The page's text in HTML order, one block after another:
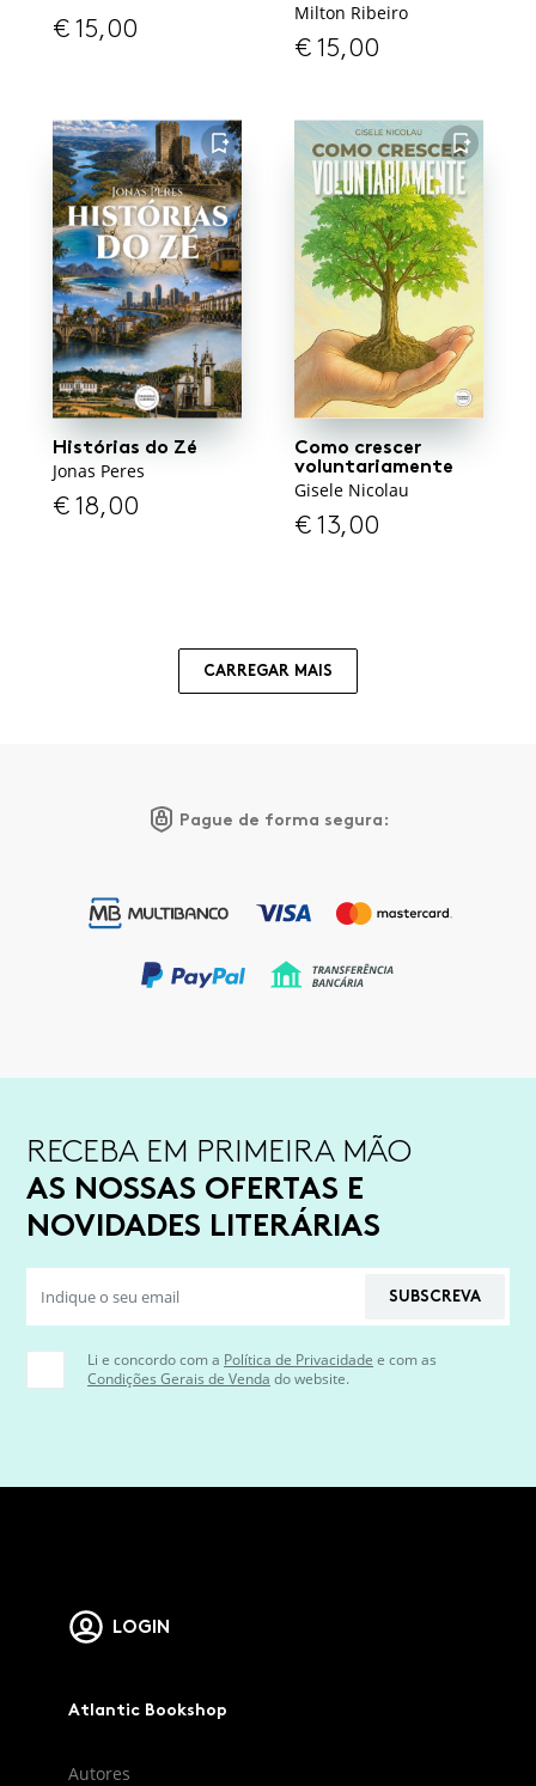
€15,00
Milton Ribeiro
€15,00
FAVORITO
Histórias do Zé
Jonas Peres
€18,00
FAVORITO
Como crescer
voluntariamente
Gisele Nicolau
€13,00
CARREGAR MAIS
Pague de forma segura:
RECEBA EM PRIMEIRA MÃO
AS NOSSAS OFERTAS E
NOVIDADES LITERÁRIAS
SUBSCREVA
Li e concordo com a Política de Privacidade e com as
Condições Gerais de Venda do website.
LOGIN
Atlantic Bookshop
Autores